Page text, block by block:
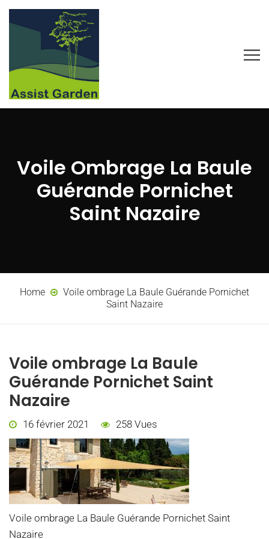
Voile Ombrage La Baule
Guérande Pornichet
Saint Nazaire
Home
Voile ombrage La Baule Guérande Pornichet
Saint Nazaire
Voile ombrage La Baule
Guérande Pornichet Saint
Nazaire
16 février 2021 258 Vues
Voile ombrage La Baule Guérande Pornichet Saint
Nazaire